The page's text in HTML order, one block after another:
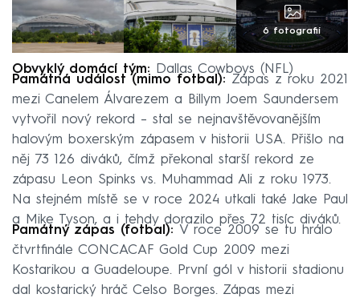
6 fotografií
Obvyklý domácí tým: Dallas Cowboys (NFL)
Památná událost (mimo fotbal): Zápas z roku 2021
mezi Canelem Álvarezem a Billym Joem Saundersem
vytvořil nový rekord – stal se nejnavštěvovanějším
halovým boxerským zápasem v historii USA. Přišlo na
něj 73 126 diváků, čímž překonal starší rekord ze
zápasu Leon Spinks vs. Muhammad Ali z roku 1973.
Na stejném místě se v roce 2024 utkali také Jake Paul
a Mike Tyson, a i tehdy dorazilo přes 72 tisíc diváků.
Památný zápas (fotbal): V roce 2009 se tu hrálo
čtvrtfinále CONCACAF Gold Cup 2009 mezi
Kostarikou a Guadeloupe. První gól v historii stadionu
dal kostarický hráč Celso Borges. Zápas mezi